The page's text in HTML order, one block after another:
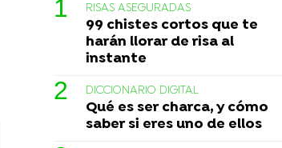
RISAS ASEGURADAS
99 chistes cortos que te
harán llorar de risa al
instante
DICCIONARIO DIGITAL
Qué es ser charca, y cómo
saber si eres uno de ellos